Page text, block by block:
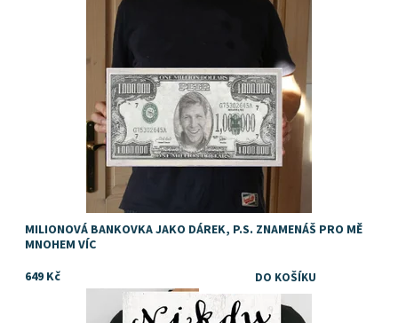
Skladem
MILIONOVÁ BANKOVKA JAKO DÁREK, P.S. ZNAMENÁŠ PRO MĚ
MNOHEM VÍC
649 Kč
Dostupnost:
Skladem